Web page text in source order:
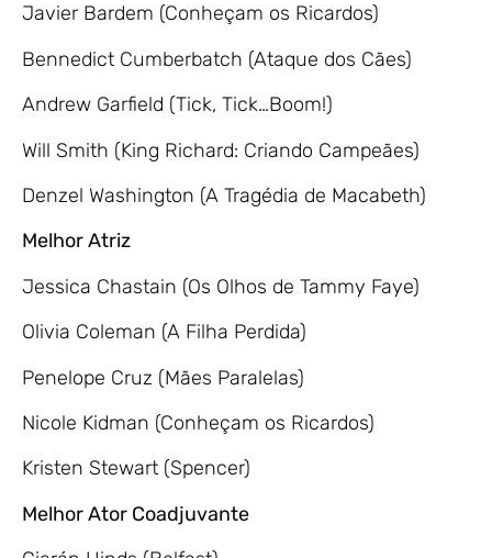
Javier Bardem (Conheçam os Ricardos)
Bennedict Cumberbatch (Ataque dos Cães)
Andrew Garfield (Tick, Tick…Boom!)
Will Smith (King Richard: Criando Campeães)
Denzel Washington (A Tragédia de Macabeth)
Melhor Atriz
Jessica Chastain (Os Olhos de Tammy Faye)
Olivia Coleman (A Filha Perdida)
Penelope Cruz (Mães Paralelas)
Nicole Kidman (Conheçam os Ricardos)
Kristen Stewart (Spencer)
Melhor Ator Coadjuvante